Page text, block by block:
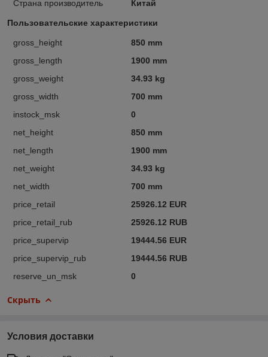
Страна производитель
Китай
Пользовательские характеристики
gross_height
850 mm
gross_length
1900 mm
gross_weight
34.93 kg
gross_width
700 mm
instock_msk
0
net_height
850 mm
net_length
1900 mm
net_weight
34.93 kg
net_width
700 mm
price_retail
25926.12 EUR
price_retail_rub
25926.12 RUB
price_supervip
19444.56 EUR
price_supervip_rub
19444.56 RUB
reserve_un_msk
0
Скрыть
Условия доставки